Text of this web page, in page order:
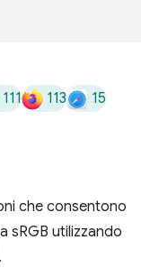
111 113 15
che consentono
sRGB utilizzando
.